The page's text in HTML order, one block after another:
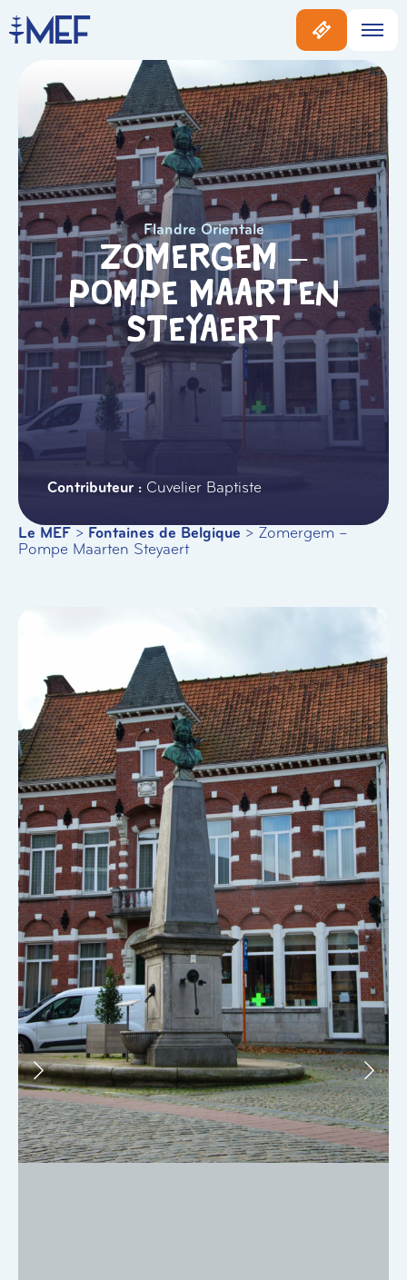
Flandre Orientale
Zomergem –
Pompe Maarten
Steyaert
Cuvelier Baptiste
Le MEF > Fontaines de Belgique > Zomergem –
Pompe Maarten Steyaert